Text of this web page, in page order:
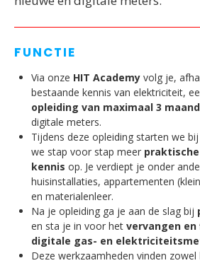
FUNCTIE
Via onze HIT Academy volg je,
bestaande kennis van elektriciteit,
opleiding van maximaal 3
digitale meters.
Tijdens deze opleiding starten we
we stap voor stap meer
kennis op. Je verdiept je onder
huisinstallaties, appartementen
en materialenleer.
Na je opleiding ga je aan de slag bij
en sta je in voor het vervangen
digitale gas- en
Deze werkzaamheden vinden zowel